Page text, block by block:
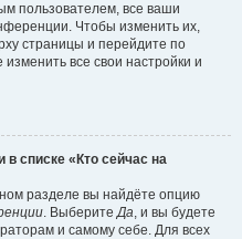
пользователем, все ваши
Чтобы изменить их,
страницы и перейдите по
все свои настройки и
в списке «Кто сейчас на
разделе вы найдёте опцию
. ВыберитеДа, и вы будете
и самому себе. Для всех